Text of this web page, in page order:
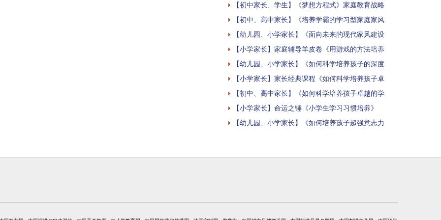
【初中家长、学生】《梦想方程式》家庭教育战略
【初中、高中家长】《培养学霸的学习型家庭家风
【幼儿园、小学家长】《面向未来的现代家风建设
【小学家长】家庭辅导羊皮卷《用游戏的方法培养
【幼儿园、小学家长】《如何科学培养孩子的深度
【小学家长】家长经典课程《如何科学培养孩子卓
【初中、高中家长】《如何科学培养孩子卓越的学
【小学家长】命运之锤《小学生学习习惯培养》
【幼儿园、小学家长】《如何培养孩子超强意志力